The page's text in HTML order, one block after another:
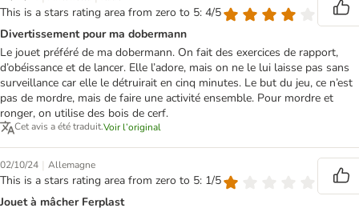
This is a stars rating area from zero to 5: 4/5
Divertissement pour ma dobermann
Le jouet préféré de ma dobermann. On fait des exercices de rapport,
d’obéissance et de lancer. Elle l’adore, mais on ne le lui laisse pas sans
surveillance car elle le détruirait en cinq minutes. Le but du jeu, ce n’est
pas de mordre, mais de faire une activité ensemble. Pour mordre et
ronger, on utilise des bois de cerf.
Cet avis a été traduit.Voir l’original
02/10/24 | Allemagne
This is a stars rating area from zero to 5: 1/5
Jouet à mâcher Ferplast